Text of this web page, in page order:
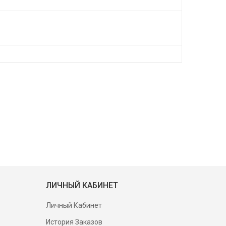
ЛИЧНЫЙ КАБИНЕТ
Личный Кабинет
История Заказов